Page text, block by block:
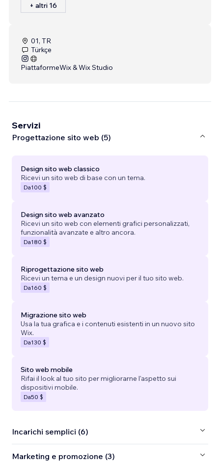
+ altri 16
01, TR
Türkçe
PiattaformeWix & Wix Studio
Servizi
Progettazione sito web (5)
Design sito web classico
Ricevi un sito web di base con un tema.
Da100 $
Design sito web avanzato
Ricevi un sito web con elementi grafici personalizzati,
funzionalità avanzate e altro ancora.
Da180 $
Riprogettazione sito web
Ricevi un tema e un design nuovi per il tuo sito web.
Da160 $
Migrazione sito web
Usa la tua grafica e i contenuti esistenti in un nuovo sito
Wix.
Da130 $
Sito web mobile
Rifai il look al tuo sito per migliorarne l'aspetto sui
dispositivi mobile.
Da50 $
Incarichi semplici (6)
Marketing e promozione (3)